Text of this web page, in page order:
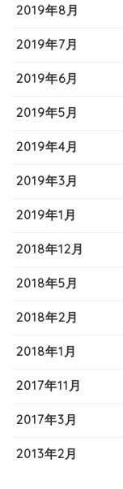
2019年8月
2019年7月
2019年6月
2019年5月
2019年4月
2019年3月
2019年1月
2018年12月
2018年5月
2018年2月
2018年1月
2017年11月
2017年3月
2013年2月